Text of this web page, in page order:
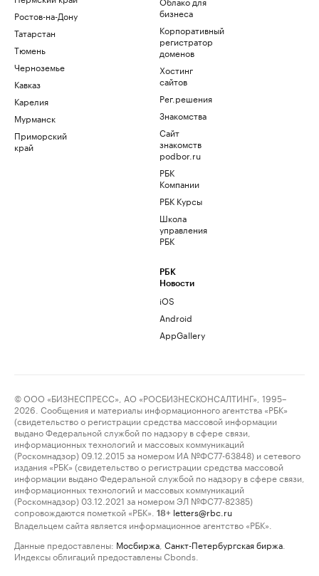
Ростов-на-Дону
Татарстан
Тюмень
Черноземье
Кавказ
Карелия
Мурманск
Приморский
край
бизнеса
Корпоративный
регистратор
доменов
Хостинг
сайтов
Рег.решения
Знакомства
Сайт
знакомств
podbor.ru
РБК
Компании
РБК Курсы
Школа
управления
РБК
РБК
Новости
iOS
Android
AppGallery
© ООО «БИЗНЕСПРЕСС», АО «РОСБИЗНЕСКОНСАЛТИНГ», 1995–
2026. Сообщения и материалы информационного агентства «РБК»
(свидетельство о регистрации средства массовой информации
выдано Федеральной службой по надзору в сфере связи,
информационных технологий и массовых коммуникаций
(Роскомнадзор) 09.12.2015 за номером ИА №ФС77-63848) и сетевого
издания «РБК» (свидетельство о регистрации средства массовой
информации выдано Федеральной службой по надзору в сфере связи,
информационных технологий и массовых коммуникаций
(Роскомнадзор) 03.12.2021 за номером ЭЛ №ФС77-82385)
сопровождаются пометкой «РБК».
18+ letters@rbc.ru
Владельцем сайта является информационное агентство «РБК».
Данные предоставлены: Мосбиржа Санкт-Петербургская биржа
Индексы облигаций предоставлены Cbonds.